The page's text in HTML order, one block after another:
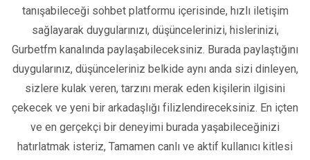
tanışabileceği sohbet platformu içerisinde, hızlı iletişim
sağlayarak duygularınızı, düşüncelerinizi, hislerinizi,
Gurbetfm kanalında paylaşabileceksiniz. Burada paylaştığını
duygularınız, düşünceleriniz belkide aynı anda sizi dinleyen,
sizlere kulak veren, tarzını merak eden kişilerin ilgisini
çekecek ve yeni bir arkadaşlığı filizlendireceksiniz. En içten
ve en gerçekçi bir deneyimi burada yaşabileceğinizi
hatırlatmak isteriz, Tamamen canlı ve aktif kullanıcı kitlesi